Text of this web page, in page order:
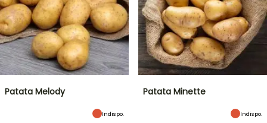
Patata Melody
Indispo.
Patata Minette
Indispo.